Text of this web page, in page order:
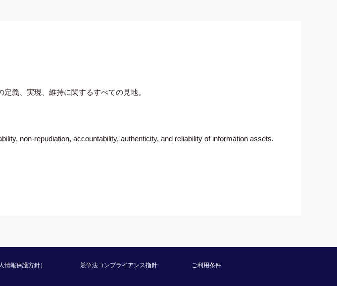
義、実現、維持に関するすべての見地。
non-repudiation, accountability, authenticity, and reliability of information assets.
情報保護方針） 競争法コンプライアンス指針 ご利用条件